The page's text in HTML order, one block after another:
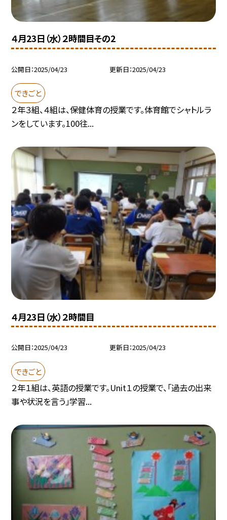
４月23日（水）２時間目その2
公開日 2025/04/23 更新日 2025/04/23
できごと
２年３組、４組は、保健体育の授業です。体育館でシャトルラ
ンをしています。100往...
４月23日（水）２時間目
公開日 2025/04/23 更新日 2025/04/23
できごと
２年１組は、英語の授業です。Unit１の授業で、「過去の出来
事や状況を言う」学習...